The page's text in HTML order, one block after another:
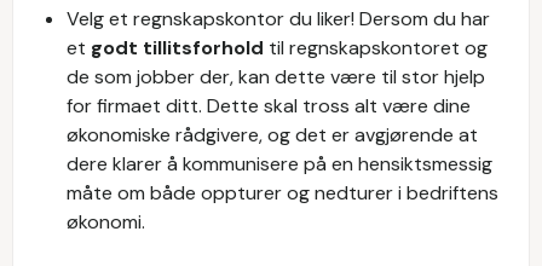
Velg et regnskapskontor du liker! Dersom du har
et godt tillitsforhold til regnskapskontoret og
de som jobber der, kan dette være til stor hjelp
for firmaet ditt. Dette skal tross alt være dine
økonomiske rådgivere, og det er avgjørende at
dere klarer å kommunisere på en hensiktsmessig
måte om både oppturer og nedturer i bedriftens
økonomi.